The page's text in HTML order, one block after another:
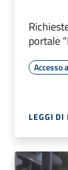
portale
Accesso
LEGGI DI